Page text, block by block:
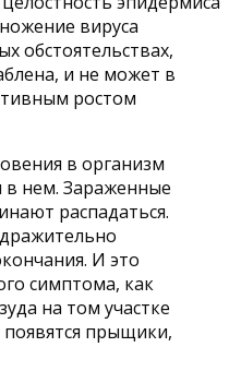
вируса
обстоятельствах,
и не может в
ростом
в организм
в нем. Зараженные
распадаться.
И это
симптома, как
на том участке
появятся прыщики,